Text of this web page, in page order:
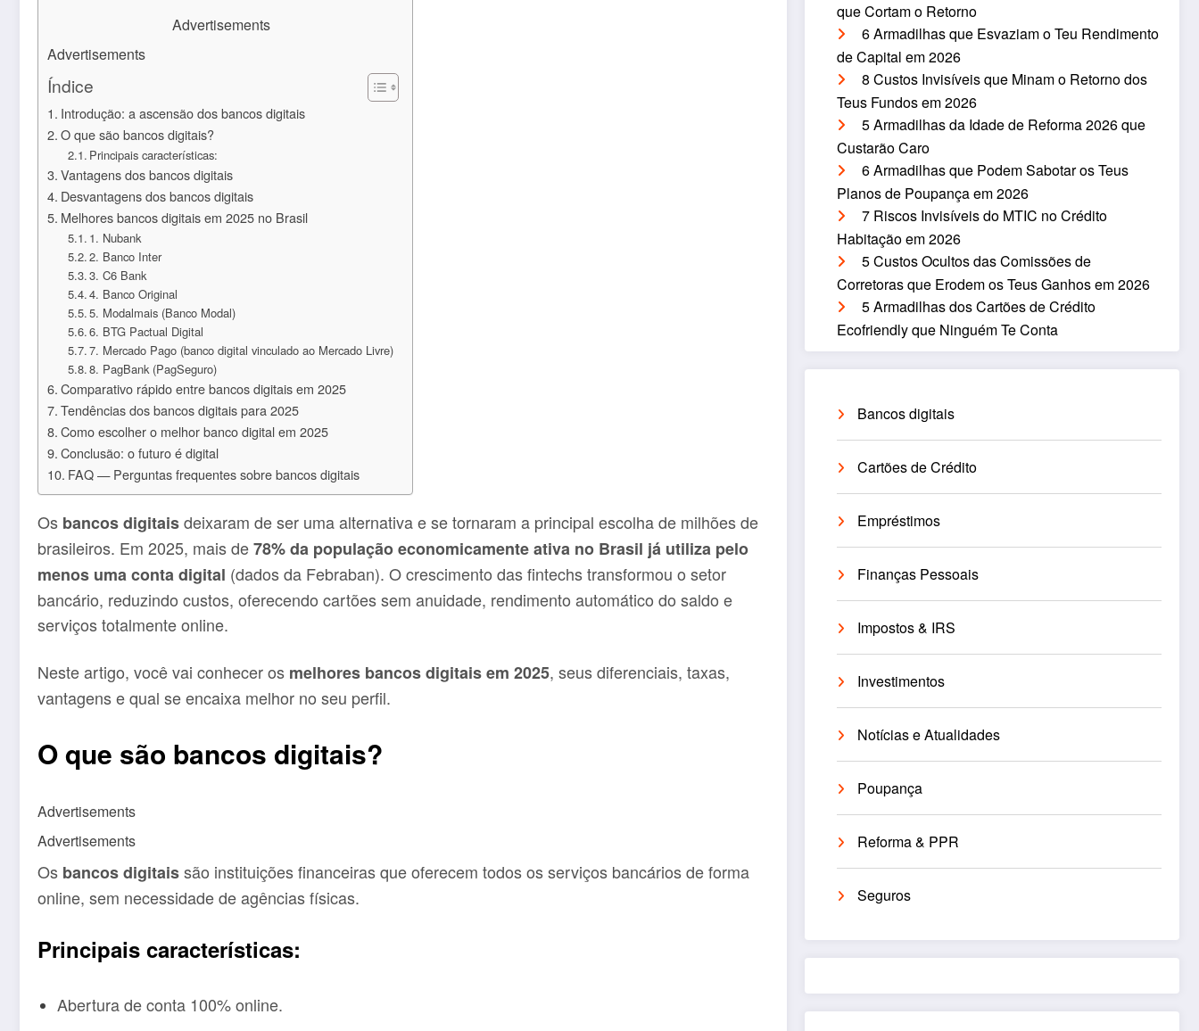
Advertisements
Advertisements
Índice
Introdução: a ascensão dos bancos digitais
O que são bancos digitais?
Principais características:
Vantagens dos bancos digitais
Desvantagens dos bancos digitais
Melhores bancos digitais em 2025 no Brasil
1. Nubank
2. Banco Inter
3. C6 Bank
4. Banco Original
5. Modalmais (Banco Modal)
6. BTG Pactual Digital
7. Mercado Pago (banco digital vinculado ao Mercado Livre)
8. PagBank (PagSeguro)
Comparativo rápido entre bancos digitais em 2025
Tendências dos bancos digitais para 2025
Como escolher o melhor banco digital em 2025
Conclusão: o futuro é digital
FAQ — Perguntas frequentes sobre bancos digitais
Os bancos digitaisdeixaram de ser uma alternativa e se tornaram a principal escolha de milhões de
brasileiros. Em 2025, mais de78% da população economicamente ativa no Brasil já utiliza pelo
menos uma conta digital (dados da Febraban). O crescimento das fintechs transformou o setor
bancário, reduzindo custos, oferecendo cartões sem anuidade, rendimento automático do saldo e
serviços totalmente online.
Neste artigo, você vai conhecer os melhores bancos digitais em 2025, seus diferenciais, taxas,
vantagens e qual se encaixa melhor no seu perfil.
O que são bancos digitais?
Advertisements
Advertisements
Os bancos digitaissão instituições financeiras que oferecem todos os serviços bancários de forma
online, sem necessidade de agências físicas.
Principais características:
Abertura de conta 100% online.
que Cortam o Retorno
6 Armadilhas que Esvaziam o Teu Rendimento
de Capital em 2026
8 Custos Invisíveis que Minam o Retorno dos
Teus Fundos em 2026
5 Armadilhas da Idade de Reforma 2026 que
Custarão Caro
6 Armadilhas que Podem Sabotar os Teus
Planos de Poupança em 2026
7 Riscos Invisíveis do MTIC no Crédito
Habitação em 2026
5 Custos Ocultos das Comissões de
Corretoras que Erodem os Teus Ganhos em 2026
5 Armadilhas dos Cartões de Crédito
Ecofriendly que Ninguém Te Conta
Bancos digitais
Cartões de Crédito
Empréstimos
Finanças Pessoais
Impostos & IRS
Investimentos
Notícias e Atualidades
Poupança
Reforma & PPR
Seguros